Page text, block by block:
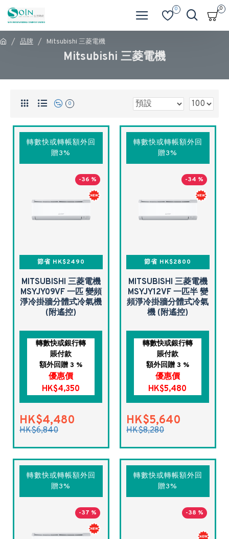
0 0
品牌 Mitsubishi 三菱電機
Mitsubishi 三菱電機
0
轉數快或轉帳額外回
贈3%
-36 %
節省 HK$2490
MITSUBISHI 三菱電機
MSYJY09VF 一匹 變頻
淨冷掛牆分體式冷氣機
(附遙控)
轉數快或銀行轉
賬付款
額外回贈 3 %
優惠價
HK$4,350
HK$4,480
HK$6,840
轉數快或轉帳額外回
贈3%
-34 %
節省 HK$2800
MITSUBISHI 三菱電機
MSYJY12VF 一匹半 變
頻淨冷掛牆分體式冷氣
機 (附遙控)
轉數快或銀行轉
賬付款
額外回贈 3 %
優惠價
HK$5,480
HK$5,640
HK$8,280
轉數快或轉帳額外回
贈3%
-37 %
轉數快或轉帳額外回
贈3%
-38 %